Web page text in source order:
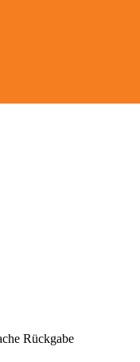
Rückgabe